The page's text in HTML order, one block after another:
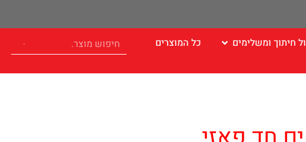
חיתוך ומשלימים כל המוצרים